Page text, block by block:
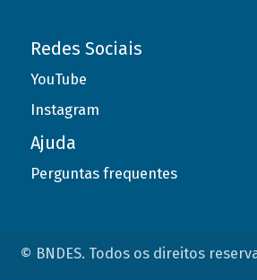
Redes Sociais
YouTube
Instagram
Ajuda
Perguntas frequentes
© BNDES. Todos os direitos